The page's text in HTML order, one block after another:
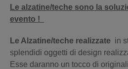
Le alzatine/teche sono la
evento !
Le Alzatine/teche realizzate in
splendidi oggetti di design
Esse daranno un tocco di